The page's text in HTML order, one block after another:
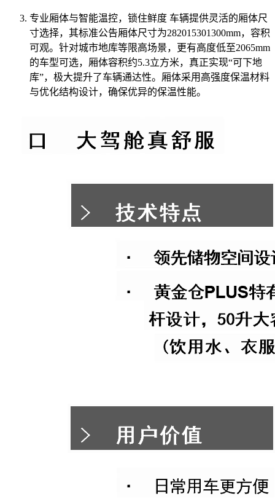
专业厢体与智能温控，锁住鲜度 车辆提供灵活的厢体尺
寸选择，其标准公告厢体尺寸为282015301300mm，容积
可观。针对城市地库等限高场景，更有高度低至2065mm
的车型可选，厢体容积约5.3立方米，真正实现“可下地
库”，极大提升了车辆通达性。厢体采用高强度保温材料
与优化结构设计，确保优异的保温性能。